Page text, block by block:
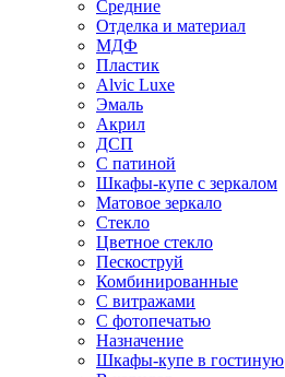
Средние
Отделка и материал
МДФ
Пластик
Alvic Luxe
Эмаль
Акрил
ДСП
С патиной
Шкафы-купе с зеркалом
Матовое зеркало
Стекло
Цветное стекло
Пескоструй
Комбинированные
С витражами
С фотопечатью
Назначение
Шкафы-купе в гостиную